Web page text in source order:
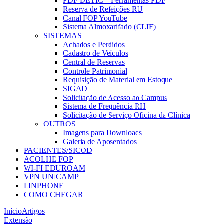
Reserva de Refeições RU
Canal FOP YouTube
Sistema Almoxarifado (CLIF)
SISTEMAS
Achados e Perdidos
Cadastro de Veículos
Central de Reservas
Controle Patrimonial
Requisição de Material em Estoque
SIGAD
Solicitação de Acesso ao Campus
Sistema de Frequência RH
Solicitação de Serviço Oficina da Clínica
OUTROS
Imagens para Downloads
Galeria de Aposentados
PACIENTES/SICOD
ACOLHE FOP
WI-FI EDUROAM
VPN UNICAMP
LINPHONE
COMO CHEGAR
InícioArtigos
Extensão